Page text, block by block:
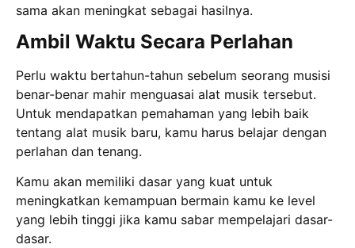
sama akan meningkat sebagai hasilnya.
Ambil Waktu Secara Perlahan
Perlu waktu bertahun-tahun sebelum seorang musisi
benar-benar mahir menguasai alat musik tersebut.
Untuk mendapatkan pemahaman yang lebih baik
tentang alat musik baru, kamu harus belajar dengan
perlahan dan tenang.
Kamu akan memiliki dasar yang kuat untuk
meningkatkan kemampuan bermain kamu ke level
yang lebih tinggi jika kamu sabar mempelajari dasar-
dasar.